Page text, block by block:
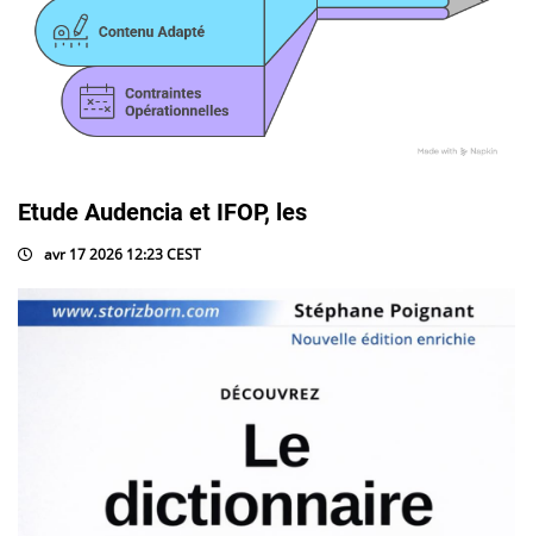
Etude Audencia et IFOP, les
avr 17 2026 12:23 CEST